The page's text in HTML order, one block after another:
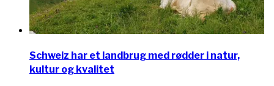
Schweiz har et landbrug med rødder i natur,
kultur og kvalitet